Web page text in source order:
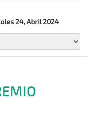
24, Abril 2024